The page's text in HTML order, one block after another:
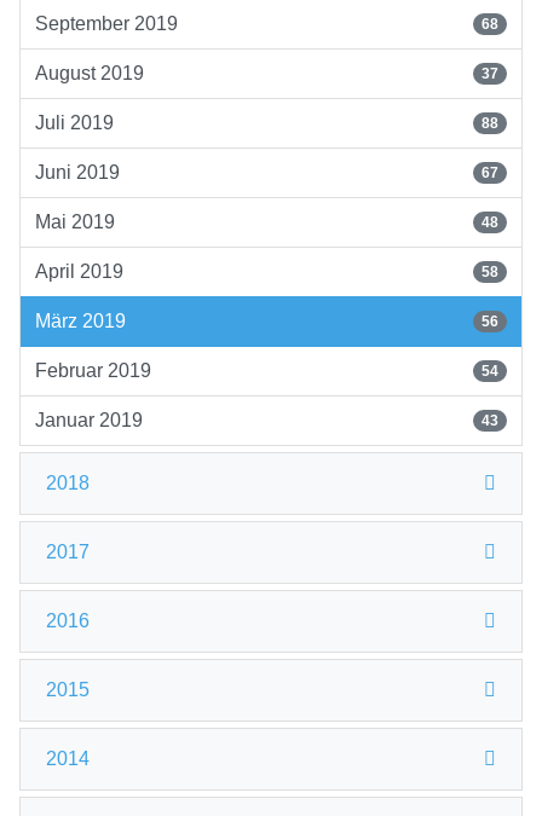
September 2019 68
August 2019 37
Juli 2019 88
Juni 2019 67
Mai 2019 48
April 2019 58
März 2019 56
Februar 2019 54
Januar 2019 43
2018
2017
2016
2015
2014